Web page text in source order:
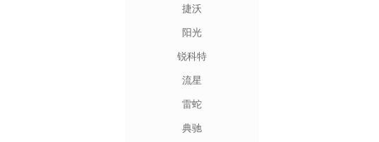
捷沃
阳光
锐科特
流星
雷蛇
典驰